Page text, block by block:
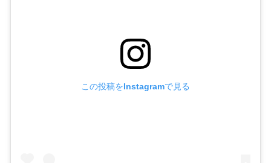
この投稿をInstagramで見る